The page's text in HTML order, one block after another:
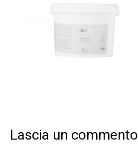
Lascia un commento